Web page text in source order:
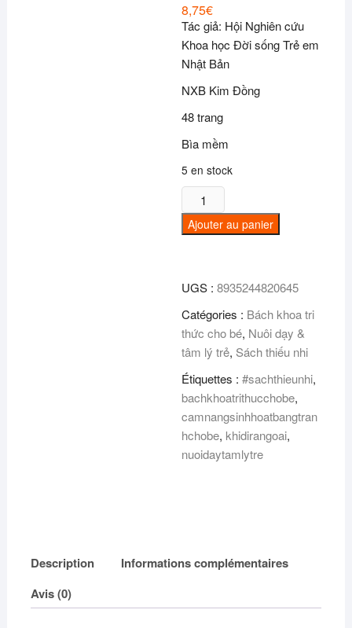
8,75€
Tác giả: Hội Nghiên cứu
Khoa học Đời sống Trẻ em
Nhật Bản
NXB Kim Đồng
48 trang
Bìa mềm
5 en stock
quantité
de
Cẩm
hoạt
bằng
tranh
cho
(Tập
3):
Khi
đi
ra
Ajouter au panier
UGS :8935244820645
Catégories : Bách khoa tri
thức cho bé, Nuôi dạy &
tâm lý trẻ, Sách thiếu nhi
Étiquettes :#sachthieunhi,
bachkhoatrithucchobe,
camnangsinhhoatbangtran
hchobe, khidirangoai,
nuoidaytamlytre
Description
Informations complémentaires
Avis (0)